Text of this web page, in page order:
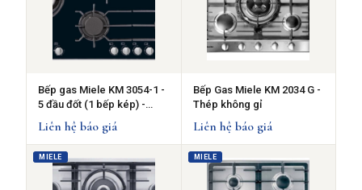
Bếp gas Miele KM 3054-1 -
5 đầu đốt (1 bếp kép) -
Thép không gỉ
Liên hệ báo giá
Bếp Gas Miele KM 2034 G -
Thép không gỉ
Liên hệ báo giá
MIELE MIELE